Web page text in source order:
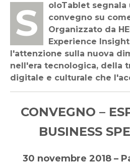
SoloTablet segnala un interessante
convegno su
Organizzato da
Experience
l'attenzione sulla nuova
nell'era tecnologica, della
digitale e culturale che
CONVEGNO –
BUSINESS
30 novembre 2018 –